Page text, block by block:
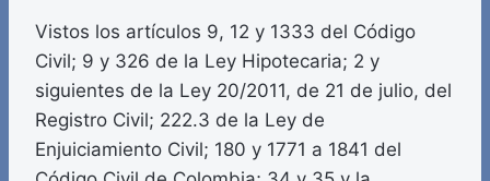
Vistos los artículos 9, 12 y 1333 del Código
Civil; 9 y 326 de la Ley Hipotecaria; 2 y
siguientes de la Ley 20/2011, de 21 de julio, del
Registro Civil; 222.3 de la Ley de
Enjuiciamiento Civil; 180 y 1771 a 1841 del